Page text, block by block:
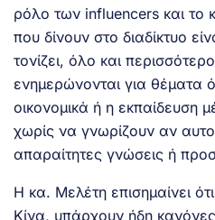
ρόλο των influencers και το
που δίνουν στο διαδίκτυο
τονίζει, όλο και
ενημερώνονται για θέματα
οικονομικά ή η εκπαίδευση
χωρίς να γνωρίζουν αν
απαραίτητες γνώσεις ή
Η κα. Μελέτη επισημαίνει
Κίνα, υπάρχουν ήδη